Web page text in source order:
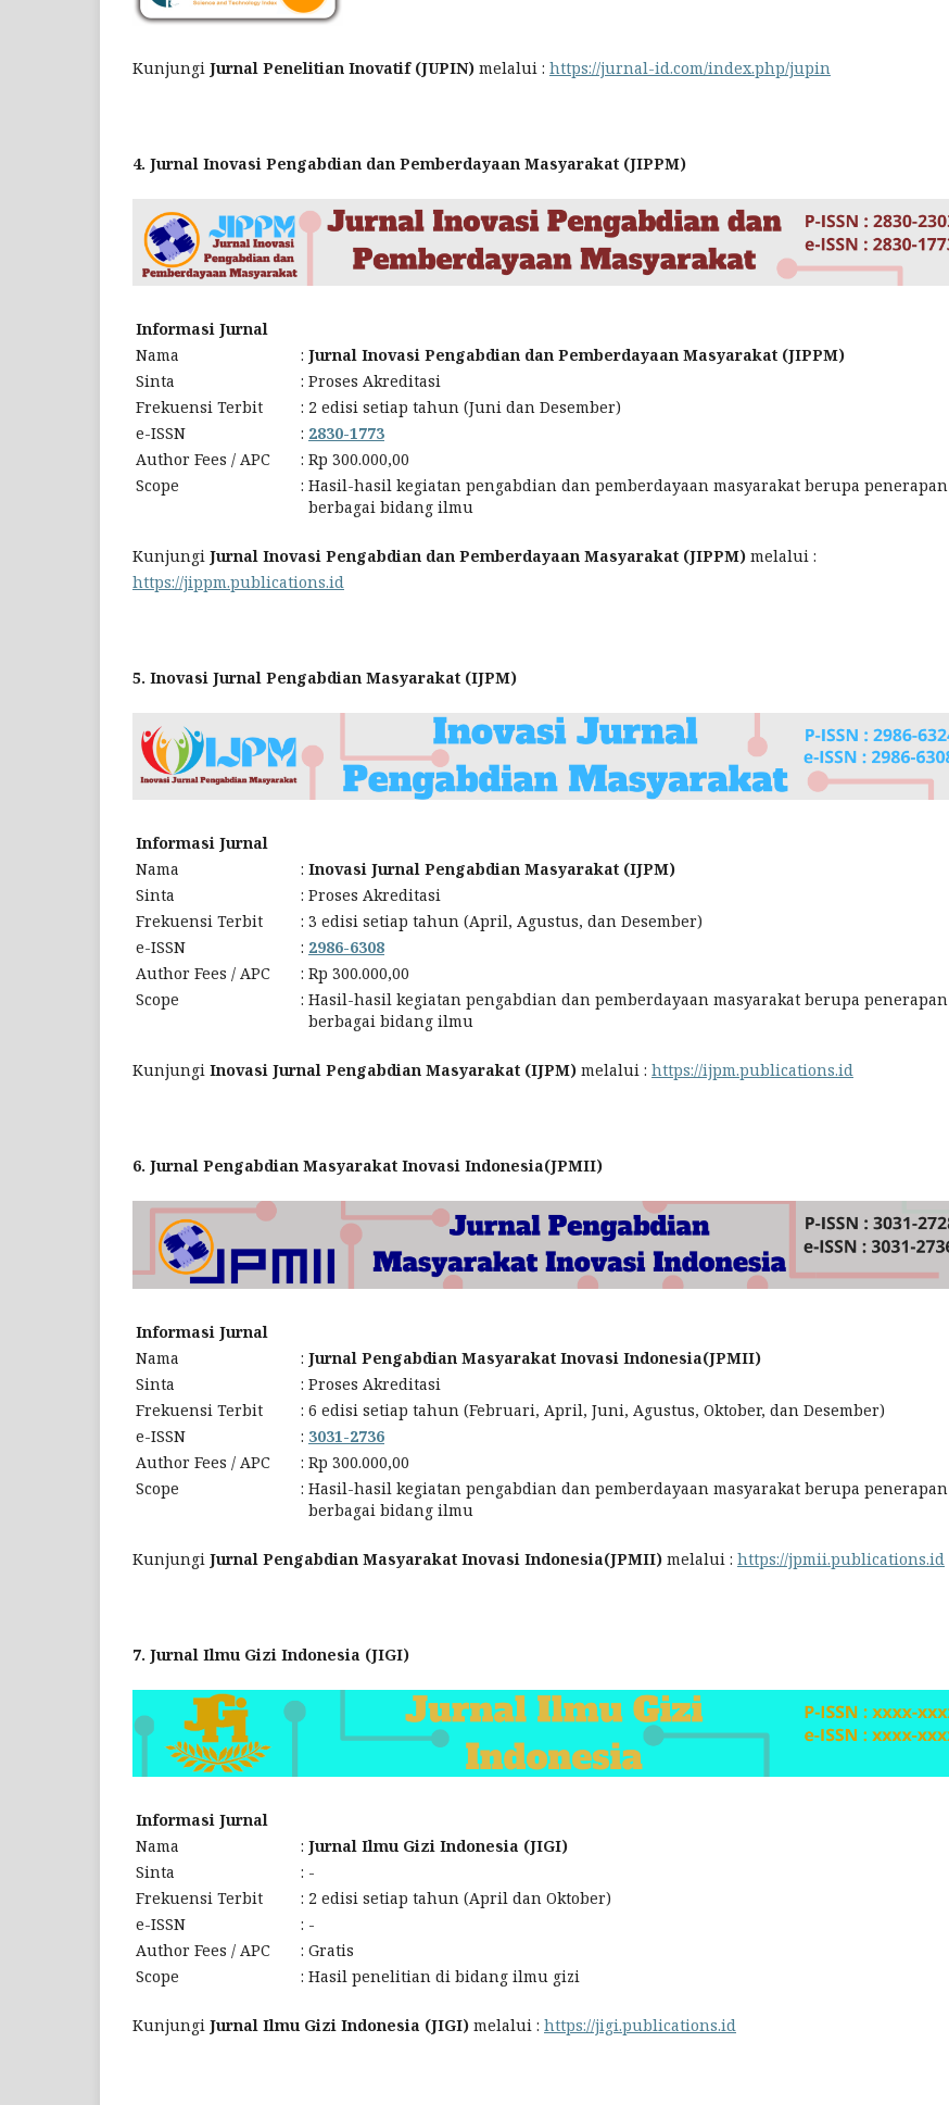
Kunjungi Jurnal Penelitian Inovatif (JUPIN) melalui : https://jurnal-id.com/index.php/jupin
4. Jurnal Inovasi Pengabdian dan Pemberdayaan Masyarakat (JIPPM)
Informasi Jurnal
Nama
: Jurnal Inovasi Pengabdian dan Pemberdayaan Masyarakat (JIPPM)
Sinta
: Proses Akreditasi
Frekuensi Terbit
: 2 edisi setiap tahun (Juni dan Desember)
e-ISSN
: 2830-1773
Author Fees / APC
: Rp 300.000,00
Scope
: Hasil-hasil kegiatan pengabdian dan pemberdayaan masyarakat berupa penerapan
berbagai bidang ilmu
Kunjungi Jurnal Inovasi Pengabdian dan Pemberdayaan Masyarakat (JIPPM) melalui :
https://jippm.publications.id
5. Inovasi Jurnal Pengabdian Masyarakat (IJPM)
Informasi Jurnal
Nama
: Inovasi Jurnal Pengabdian Masyarakat (IJPM)
Sinta
: Proses Akreditasi
Frekuensi Terbit
: 3 edisi setiap tahun (April, Agustus, dan Desember)
e-ISSN
: 2986-6308
Author Fees / APC
: Rp 300.000,00
Scope
: Hasil-hasil kegiatan pengabdian dan pemberdayaan masyarakat berupa penerapan
berbagai bidang ilmu
Kunjungi Inovasi Jurnal Pengabdian Masyarakat (IJPM) melalui : https://ijpm.publications.id
6. Jurnal Pengabdian Masyarakat Inovasi Indonesia(JPMII)
Informasi Jurnal
Nama
: Jurnal Pengabdian Masyarakat Inovasi Indonesia(JPMII)
Sinta
: Proses Akreditasi
Frekuensi Terbit
: 6 edisi setiap tahun (Februari, April, Juni, Agustus, Oktober, dan Desember)
e-ISSN
: 3031-2736
Author Fees / APC
: Rp 300.000,00
Scope
: Hasil-hasil kegiatan pengabdian dan pemberdayaan masyarakat berupa penerapan
berbagai bidang ilmu
Kunjungi Jurnal Pengabdian Masyarakat Inovasi Indonesia(JPMII) melalui : https://jpmii.publications.id
7. Jurnal Ilmu Gizi Indonesia (JIGI)
Informasi Jurnal
Nama
: Jurnal Ilmu Gizi Indonesia (JIGI)
Sinta
: -
Frekuensi Terbit
: 2 edisi setiap tahun (April dan Oktober)
e-ISSN
: -
Author Fees / APC
: Gratis
Scope
: Hasil penelitian di bidang ilmu gizi
Kunjungi Jurnal Ilmu Gizi Indonesia (JIGI) melalui : https://jigi.publications.id